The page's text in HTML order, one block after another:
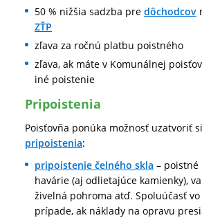
50 % nižšia sadzba pre dôchodcov
ZŤP
zľava za ročnú platbu poistného
zľava, ak máte v Komunálnej
iné poistenie
Pripoistenia
Poisťovňa ponúka možnosť uzatvoriť si
pripoistenia:
pripoistenie čelného skla –
havárie (aj odlietajúce kamienky),
živelná pohroma atď. Spoluúčasť vo
prípade, ak náklady na opravu